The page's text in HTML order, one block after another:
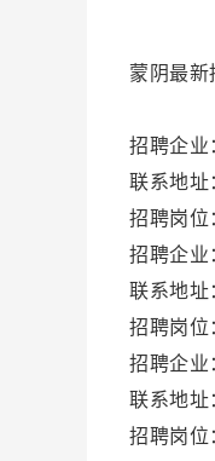
蒙阴最新
招聘企业
联系地址
招聘岗位
招聘企业
联系地址
招聘岗位
招聘企业
联系地址
招聘岗位